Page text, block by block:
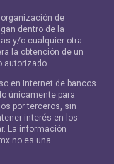
organización de
dentro de la
y/o cualquier otra
la obtención de un
autorizado.
en Internet de bancos
únicamente para
por terceros, sin
interés en los
La información
no es una